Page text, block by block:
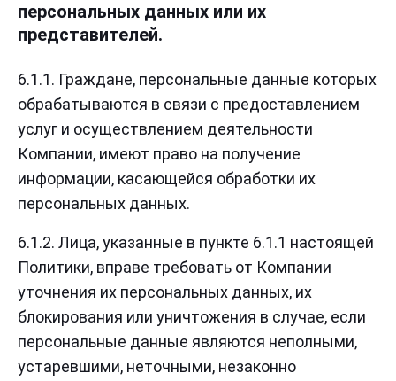
персональных данных или их
представителей.
6.1.1. Граждане, персональные данные которых
обрабатываются в связи с предоставлением
услуг и осуществлением деятельности
Компании, имеют право на получение
информации, касающейся обработки их
персональных данных.
6.1.2. Лица, указанные в пункте 6.1.1 настоящей
Политики, вправе требовать от Компании
уточнения их персональных данных, их
блокирования или уничтожения в случае, если
персональные данные являются неполными,
устаревшими, неточными, незаконно